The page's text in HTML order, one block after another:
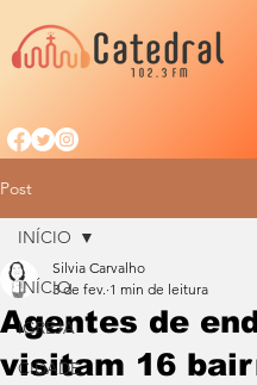
Post
INÍCIO
IGREJA
CIDADE
INÍCIO
Agentes de
visitam 16
Silvia Carvalho
3 de fev. 1 min de leitura